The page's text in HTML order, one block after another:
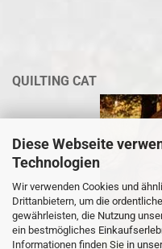
Diese Webseite
Technologien
Wir verwenden Cookies und
Drittanbietern, um die
gewährleisten, die Nutzung
ein bestmögliches
Informationen finden Sie in
QUILTING CAT